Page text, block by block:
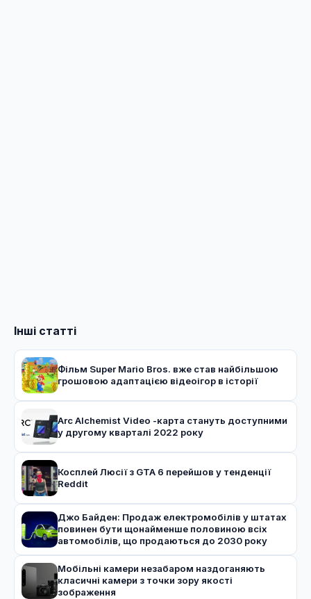
Інші статті
Фільм Super Mario Bros. вже став найбільшою
грошовою адаптацією відеоігор в історії
Arc Alchemist Video -карта стануть доступними
у другому кварталі 2022 року
Косплей Люсії з GTA 6 перейшов у тенденції
Reddit
Джо Байден: Продаж електромобілів у штатах
повинен бути щонайменше половиною всіх
автомобілів, що продаються до 2030 року
Мобільні камери незабаром наздоганяють
класичні камери з точки зору якості
зображення